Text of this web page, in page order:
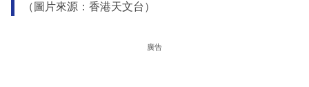
（圖片來源：香港天文台）
廣告